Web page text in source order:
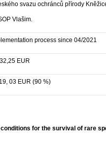
svazu ochránců přírody
Vlašim.
process since 04/2021
EUR
03 EUR (90 %)
for the survival of rare